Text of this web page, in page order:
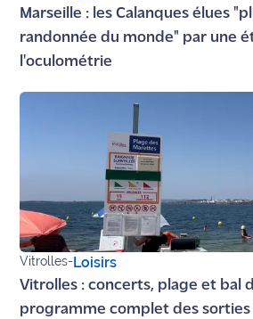
Marseille : les Calanques élues
randonnée du monde" par une
l'oculométrie
Vitrolles-Loisirs
Vitrolles : concerts, plage et bal
programme complet des sorties